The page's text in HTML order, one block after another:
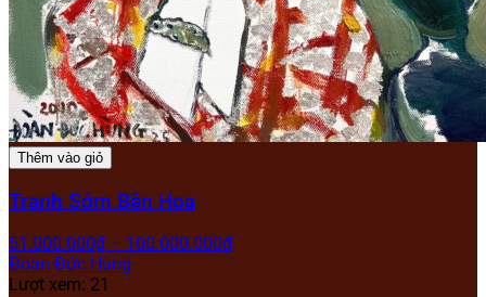
Thêm vào giỏ
Tranh Sớm Bên Hoa
51.000.000₫ – 100.000.000₫
Đoàn Đức Hùng
Lượt xem: 21